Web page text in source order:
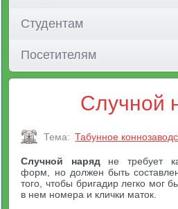
Студентам
Посетителям
Случной
Тема: Табунное
Случной нарядне требует
форм, но должен быть
того, чтобы бригадир легко мог
в нем номера и клички маток.